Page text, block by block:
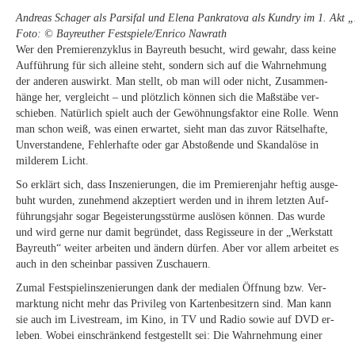
An­dre­as Schager als Par­si­fal und Ele­na Pan­kra­to­va als Kundry im 1. Akt
Foto: © Bay­reu­ther Festspiele/​Enrico Nawrath
Wer den Pre­mie­ren­zy­klus in Bay­reuth be­sucht, wird ge­wahr, dass kei­ne
Auf­füh­rung für sich al­lei­ne steht, son­dern sich auf die Wahr­neh­mung
der an­de­ren aus­wirkt. Man stellt, ob man will oder nicht, Zu­sam­men­
hän­ge her, ver­gleicht – und plötz­lich kön­nen sich die Maß­stä­be ver­
schie­ben. Na­tür­lich spielt auch der Ge­wöh­nungs­fak­tor eine Rol­le. Wenn
man schon weiß, was ei­nen er­war­tet, sieht man das zu­vor Rät­sel­haf­te,
Un­ver­stan­de­ne, Feh­ler­haf­te oder gar Ab­sto­ßen­de und Skan­da­lö­se in
mil­de­rem Licht.
So er­klärt sich, dass In­sze­nie­run­gen, die im Pre­mie­ren­jahr hef­tig aus­ge­
buht wur­den, zu­neh­mend ak­zep­tiert wer­den und in ih­rem letz­ten Auf­
füh­rungs­jahr so­gar Be­geis­te­rungs­stür­me aus­lö­sen kön­nen. Das wur­de
und wird ger­ne nur da­mit be­grün­det, dass Re­gis­seu­re in der „Werk­statt
Bay­reuth“ wei­ter ar­bei­ten und än­dern dür­fen. Aber vor al­lem ar­bei­tet es
auch in den schein­bar pas­si­ven Zuschauern.
Zu­mal Fest­spiel­in­sze­nie­run­gen dank der me­dia­len Öff­nung bzw. Ver­
mark­tung nicht mehr das Pri­vi­leg von Kar­ten­be­sit­zern sind. Man kann
sie auch im Live­stream, im Kino, in TV und Ra­dio so­wie auf DVD er­
le­ben. Wo­bei ein­schrän­kend fest­ge­stellt sei: Die Wahr­neh­mung ei­ner